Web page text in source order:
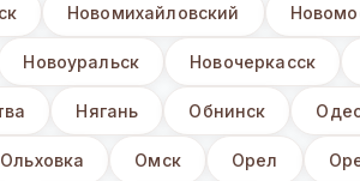
Новомихайловский
Новоуральск Новочеркасск
Нягань Обнинск
Ольховка Омск Орел